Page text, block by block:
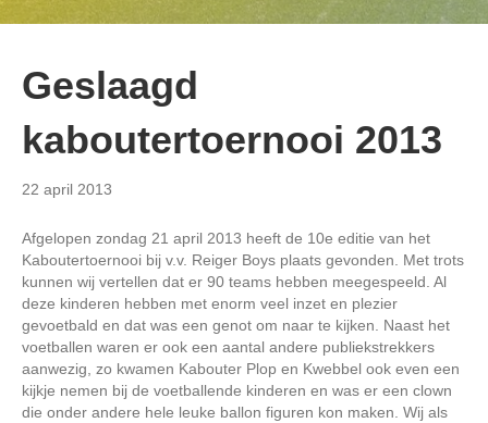
Geslaagd
kaboutertoernooi 2013
22 april 2013
Afgelopen zondag 21 april 2013 heeft de 10e editie van het
Kaboutertoernooi bij v.v. Reiger Boys plaats gevonden. Met trots
kunnen wij vertellen dat er 90 teams hebben meegespeeld. Al
deze kinderen hebben met enorm veel inzet en plezier
gevoetbald en dat was een genot om naar te kijken. Naast het
voetballen waren er ook een aantal andere publiekstrekkers
aanwezig, zo kwamen Kabouter Plop en Kwebbel ook even een
kijkje nemen bij de voetballende kinderen en was er een clown
die onder andere hele leuke ballon figuren kon maken. Wij als